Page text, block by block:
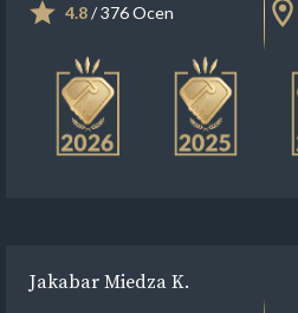
4.8/ 376 Ocen
Jakabar Miedza K.